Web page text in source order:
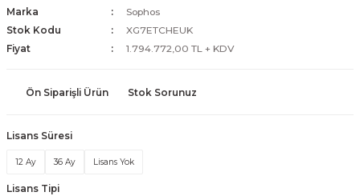
Merkezi Altyapısı
Marka
Sophos
Stok Kodu
XG7ETCHEUK
Fiyat
1.794.772,00 TL + KDV
Ön Siparişli Ürün Stok Sorunuz
Lisans Süresi
12 Ay 36 Ay Lisans Yok
Lisans Tipi